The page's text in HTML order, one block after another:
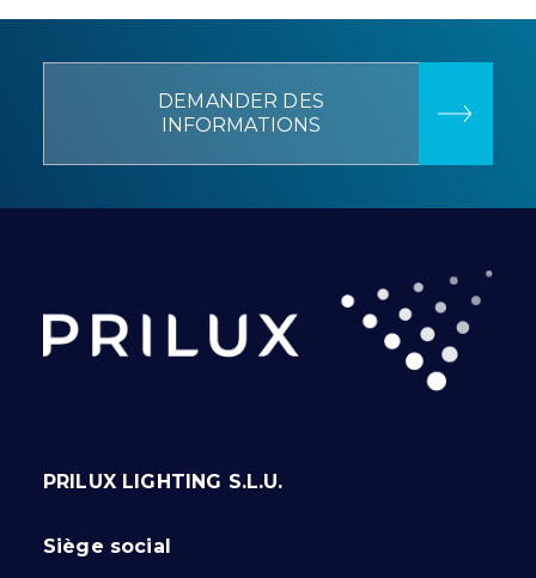
DEMANDER DES
INFORMATIONS
PRILUX LIGHTING S.L.U.
Siège social